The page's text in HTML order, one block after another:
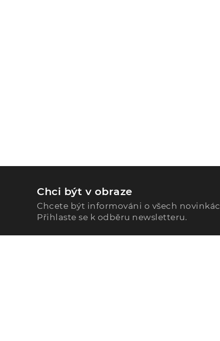
Chci být v obraze
Chcete být informováni o všech
Přihlaste se k odběru newsletteru.